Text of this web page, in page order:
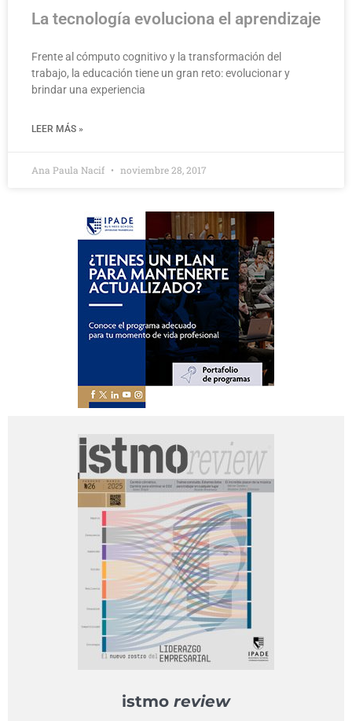
La tecnología evoluciona el aprendizaje
Frente al cómputo cognitivo y la transformación del
trabajo, la educación tiene un gran reto: evolucionar y
brindar una experiencia
LEER MÁS »
Ana Paula Nacif noviembre 28, 2017
istmo review